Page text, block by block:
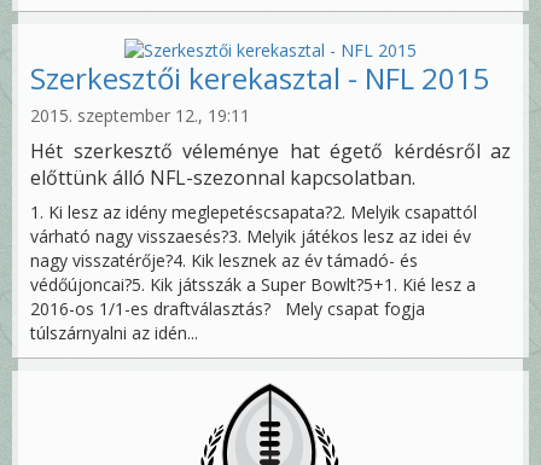
Szerkesztői kerekasztal - NFL 2015
2015. szeptember 12., 19:11
Hét szerkesztő véleménye hat égető kérdésről az
előttünk álló NFL-szezonnal kapcsolatban.
1. Ki lesz az idény meglepetéscsapata?2. Melyik csapattól
várható nagy visszaesés?3. Melyik játékos lesz az idei év
nagy visszatérője?4. Kik lesznek az év támadó- és
védőújoncai?5. Kik játsszák a Super Bowlt?5+1. Kié lesz a
2016-os 1/1-es draftválasztás? Mely csapat fogja
túlszárnyalni az idén...